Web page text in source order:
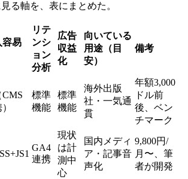
る軸を、表にまとめた。
容易
リテ
ンシ
ョン
分析
広告
収益
化
向いている
用途（目
安）
備考
標準
機能
標準
機能
海外出版
社・一気通
貫
年額3,000
ドル前
後、ベン
チマーク
GA4
連携
現状
は計
測中
心
国内メディ
ア・記事音
声化
9,800円/
月〜、筆
者が開発